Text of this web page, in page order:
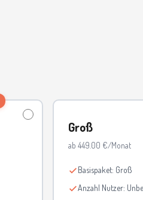
Groß
ab 449.00 €/Monat
Basispaket: Groß
Anzahl Nutzer: